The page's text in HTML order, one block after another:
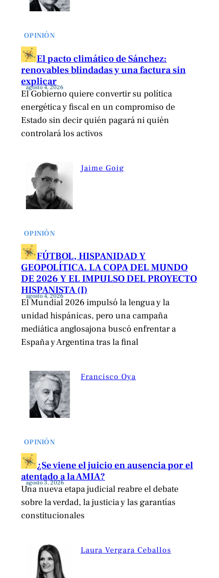
OPINIÓN
El pacto climático de Sánchez:
renovables blindadas y una factura sin
explicar
agosto 4, 2026
El Gobierno quiere convertir su política
energética y fiscal en un compromiso de
Estado sin decir quién pagará ni quién
controlará los activos
Jaime Goig
OPINIÓN
FÚTBOL, HISPANIDAD Y
GEOPOLÍTICA. LA COPA DEL MUNDO
DE 2026 Y EL IMPULSO DEL PROYECTO
HISPANISTA (I)
agosto 4, 2026
El Mundial 2026 impulsó la lengua y la
unidad hispánicas, pero una campaña
mediática anglosajona buscó enfrentar a
España y Argentina tras la final
Francisco Oya
OPINIÓN
¿Se viene el juicio en ausencia por el
atentado a la AMIA?
agosto 3, 2026
Una nueva etapa judicial reabre el debate
sobre la verdad, la justicia y las garantías
constitucionales
Laura Vergara Ceballos